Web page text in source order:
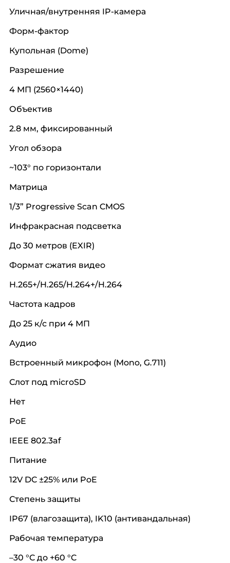
Уличная/внутренняя IP-камера
Форм-фактор
Купольная (Dome)
Разрешение
4 МП (2560×1440)
Объектив
2.8 мм, фиксированный
Угол обзора
~103° по горизонтали
Матрица
1/3” Progressive Scan CMOS
Инфракрасная подсветка
До 30 метров (EXIR)
Формат сжатия видео
H.265+/H.265/H.264+/H.264
Частота кадров
До 25 к/с при 4 МП
Аудио
Встроенный микрофон (Mono, G.711)
Слот под microSD
Нет
PoE
IEEE 802.3af
Питание
12V DC ±25% или PoE
Степень защиты
IP67 (влагозащита), IK10 (антивандальная)
Рабочая температура
–30 °C до +60 °C